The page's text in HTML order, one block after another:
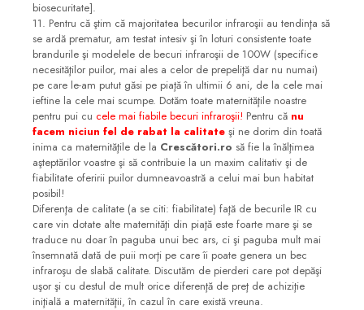
biosecuritate].
11. Pentru că ştim că majoritatea becurilor infraroşii au tendinţa să
se ardă prematur, am testat intesiv şi în loturi consistente toate
brandurile şi modelele de becuri infraroşii de 100W (specifice
necesităţilor puilor, mai ales a celor de prepeliţă dar nu numai)
pe care le-am putut găsi pe piaţă în ultimii 6 ani, de la cele mai
ieftine la cele mai scumpe. Dotăm toate maternităţile noastre
pentru pui cu cele mai fiabile becuri infraroşii! Pentru că nu
facem niciun fel de rabat la calitate şi ne dorim din toată
inima ca maternităţile de la Crescători.ro să fie la înălţimea
aşteptărilor voastre şi să contribuie la un maxim calitativ şi de
fiabilitate oferirii puilor dumneavoastră a celui mai bun habitat
posibil!
Diferenţa de calitate (a se citi: fiabilitate) faţă de becurile IR cu
care vin dotate alte maternităţi din piaţă este foarte mare şi se
traduce nu doar în paguba unui bec ars, ci şi paguba mult mai
însemnată dată de puii morţi pe care îi poate genera un bec
infraroşu de slabă calitate. Discutăm de pierderi care pot depăşi
uşor şi cu destul de mult orice diferenţă de preţ de achiziţie
iniţială a maternităţii, în cazul în care există vreuna.